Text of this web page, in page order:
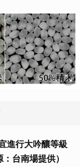
進行大吟釀等級
台南場提供）